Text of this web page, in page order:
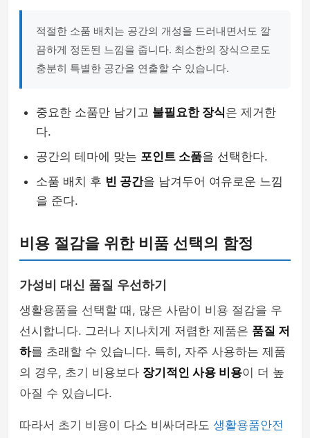
적절한 소품 배치는 공간의 개성을 드러내면서도 깔
끔하게 정돈된 느낌을 줍니다. 최소한의 장식으로도
충분히 특별한 공간을 연출할 수 있습니다.
중요한 소품만 남기고 불필요한 장식은 제거한
다.
공간의 테마에 맞는 포인트 소품을 선택한다.
소품 배치 후 빈 공간을 남겨두어 여유로운 느낌
을 준다.
비용 절감을 위한 비품 선택의 함정
가성비 대신 품질 우선하기
생활용품을 선택할 때, 많은 사람이 비용 절감을 우
선시합니다. 그러나 지나치게 저렴한 제품은 품질 저
하를 초래할 수 있습니다. 특히, 자주 사용하는 제품
의 경우, 초기 비용보다 장기적인 사용 비용이 더 높
아질 수 있습니다.
따라서 초기 비용이 다소 비싸더라도 생활용품안전